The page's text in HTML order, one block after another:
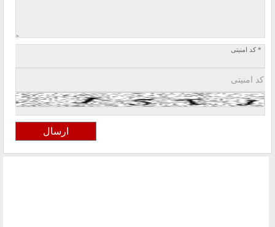
* کد امنیتی